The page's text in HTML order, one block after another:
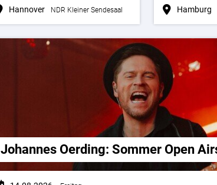
Hannover NDR Kleiner Sendesaal Hamburg
Johannes Oerding: Sommer Open